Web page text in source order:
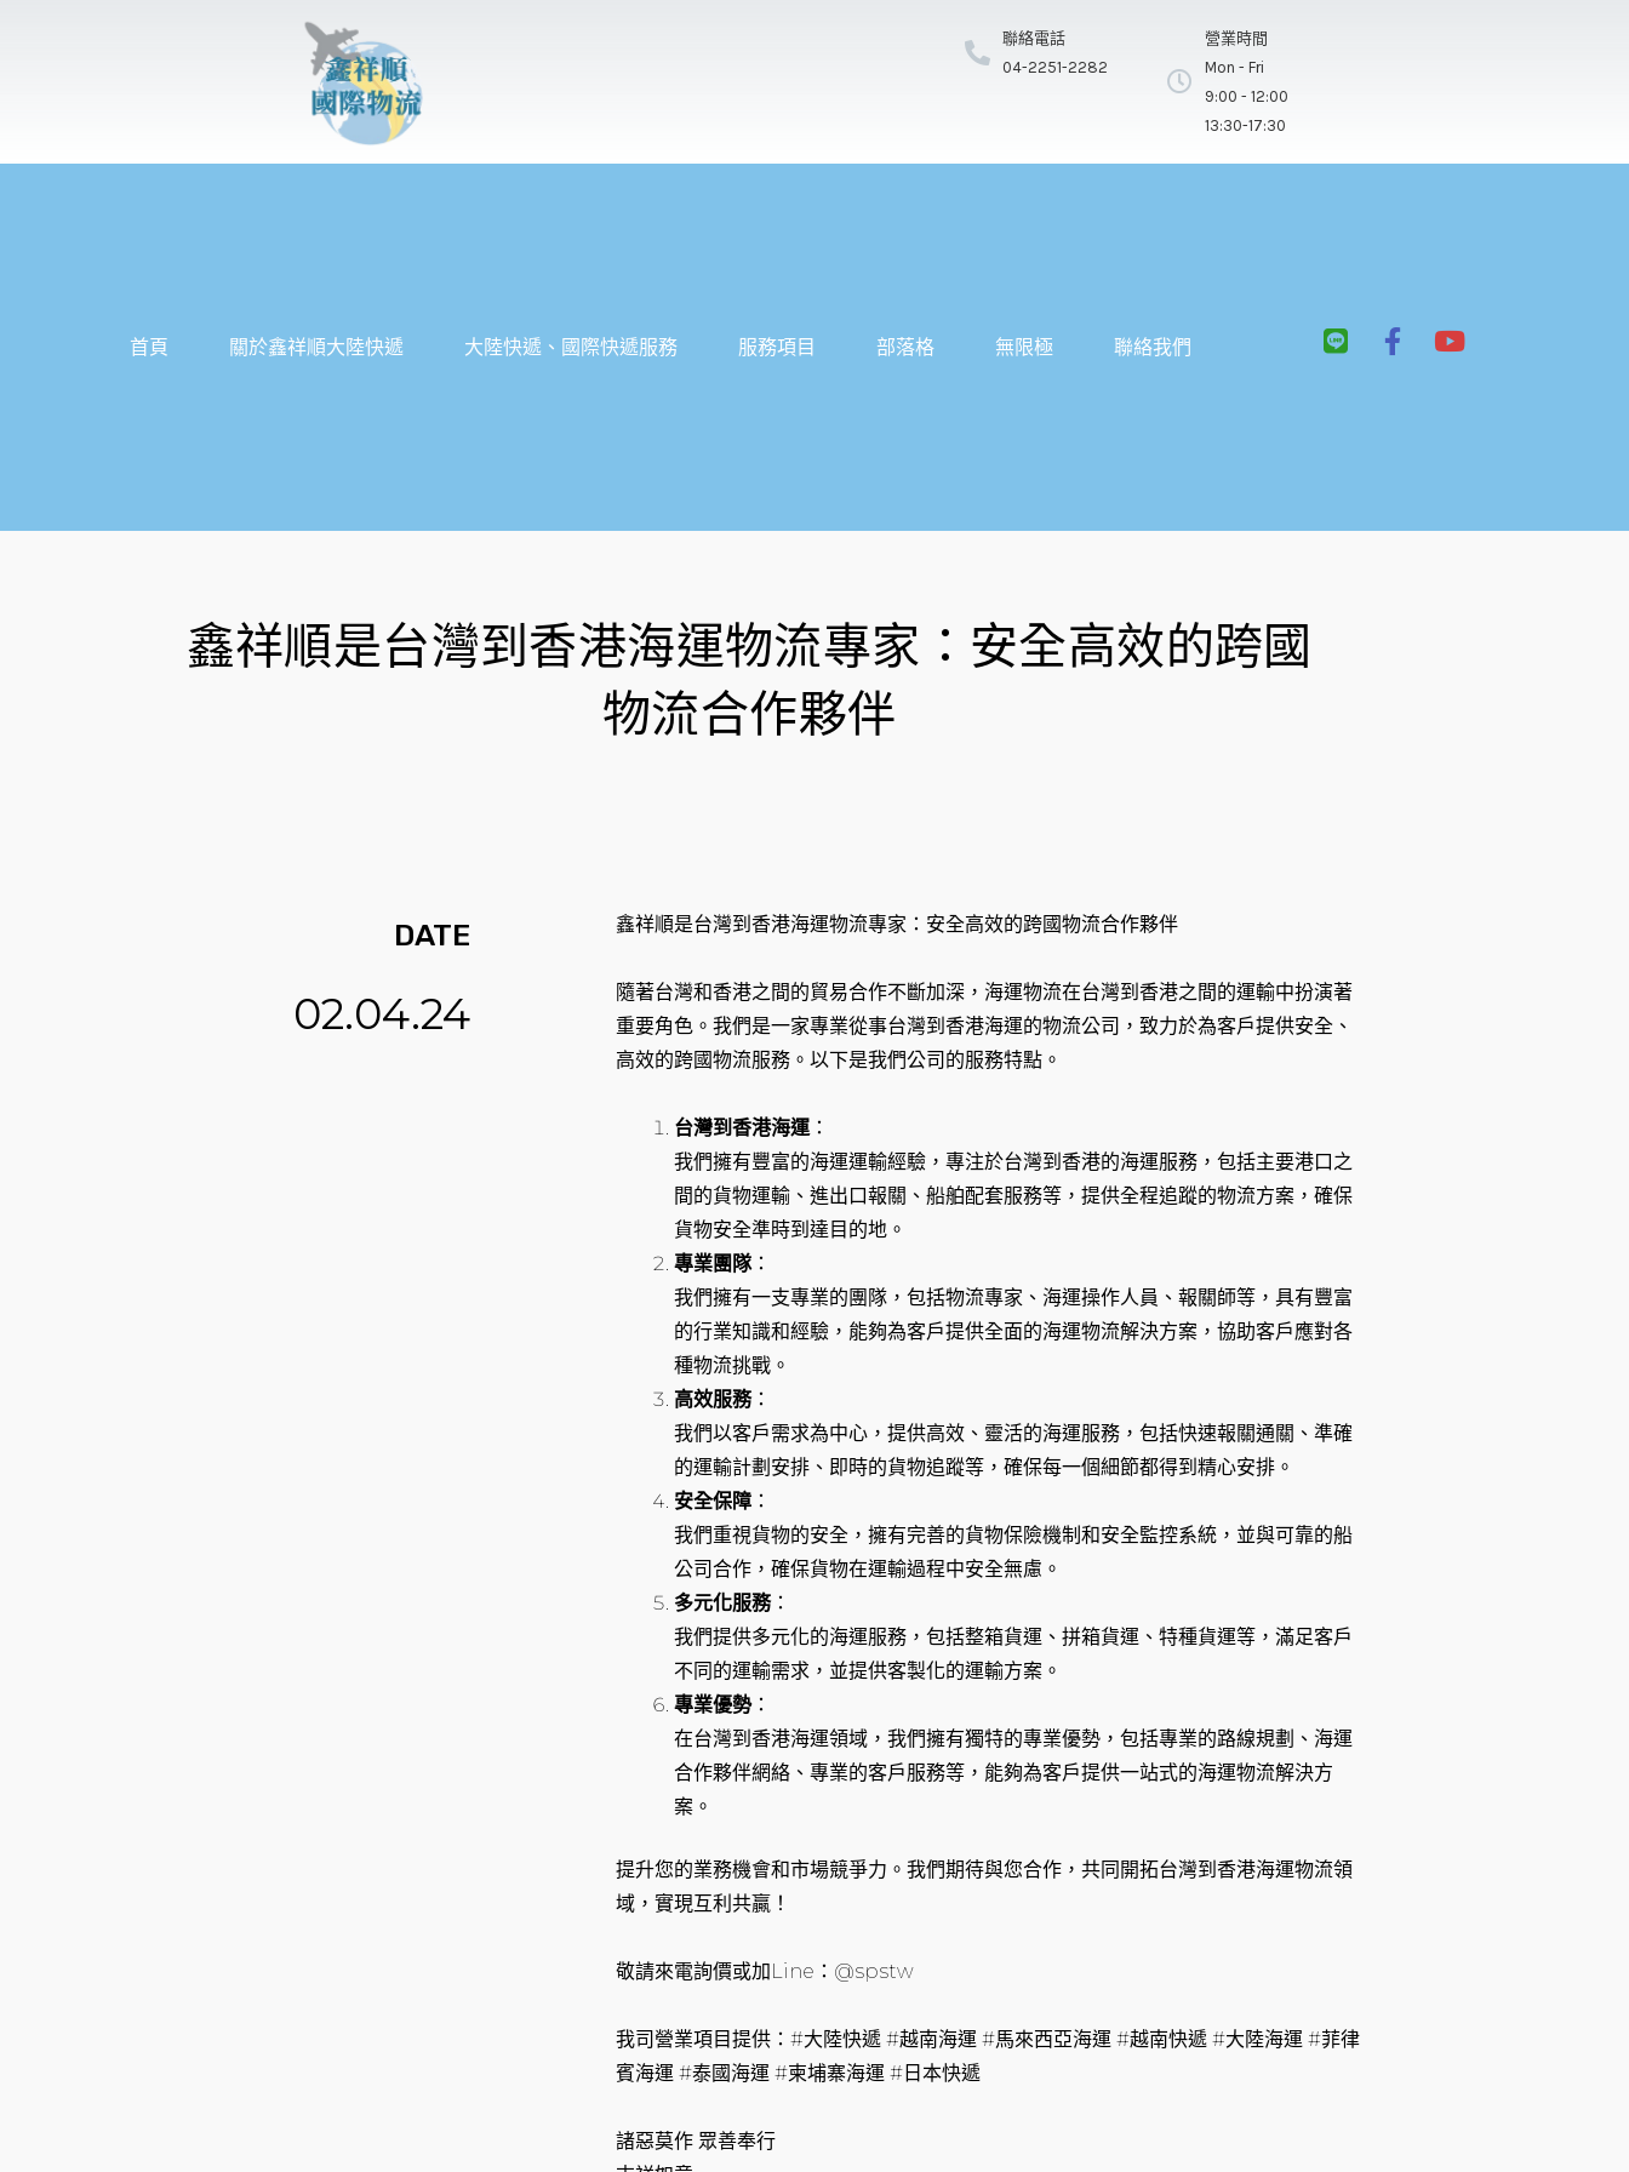
內
聯絡電話
04-2251-2282
營業時間
Mon - Fri
9:00 - 12:00
13:30-17:30
首頁 關於鑫祥順大陸快遞 大陸快遞、國際快遞服務 服務項目 部落格 無限極 聯絡我們
L
F
k
Y
鑫祥順是台灣到香港海運物流專家：安全高效的跨國
物流合作夥伴
DATE
02.04.24
鑫祥順是台灣到香港海運物流專家：安全高效的跨國物流合作夥伴
隨著台灣和香港之間的貿易合作不斷加深，海運物流在台灣到香港之間的運輸中扮演著
重要角色。我們是一家專業從事台灣到香港海運的物流公司，致力於為客戶提供安全、
高效的跨國物流服務。以下是我們公司的服務特點。
台灣到香港海運：
我們擁有豐富的海運運輸經驗，專注於台灣到香港的海運服務，包括主要港口之
間的貨物運輸、進出口報關、船舶配套服務等，提供全程追蹤的物流方案，確保
貨物安全準時到達目的地。
專業團隊：
我們擁有一支專業的團隊，包括物流專家、海運操作人員、報關師等，具有豐富
的行業知識和經驗，能夠為客戶提供全面的海運物流解決方案，協助客戶應對各
種物流挑戰。
高效服務：
我們以客戶需求為中心，提供高效、靈活的海運服務，包括快速報關通關、準確
的運輸計劃安排、即時的貨物追蹤等，確保每一個細節都得到精心安排。
安全保障：
我們重視貨物的安全，擁有完善的貨物保險機制和安全監控系統，並與可靠的船
公司合作，確保貨物在運輸過程中安全無慮。
多元化服務：
我們提供多元化的海運服務，包括整箱貨運、拼箱貨運、特種貨運等，滿足客戶
不同的運輸需求，並提供客製化的運輸方案。
專業優勢：
在台灣到香港海運領域，我們擁有獨特的專業優勢，包括專業的路線規劃、海運
合作夥伴網絡、專業的客戶服務等，能夠為客戶提供一站式的海運物流解決方
案。
提升您的業務機會和市場競爭力。我們期待與您合作，共同開拓台灣到香港海運物流領
域，實現互利共贏！
敬請來電詢價或加Line：@spstw
我司營業項目提供：#大陸快遞 #越南海運 #馬來西亞海運 #越南快遞 #大陸海運 #菲律
賓海運 #泰國海運 #柬埔寨海運 #日本快遞
諸惡莫作 眾善奉行